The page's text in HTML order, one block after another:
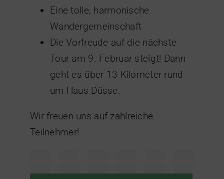
Eine tolle, harmonische
Wandergemeinschaft
Die Vorfreude auf die nächste
Tour am 9. Februar steigt! Dann
geht es über 13 Kilometer rund
um Haus Düsse.
Wir freuen uns auf zahlreiche
Teilnehmer!